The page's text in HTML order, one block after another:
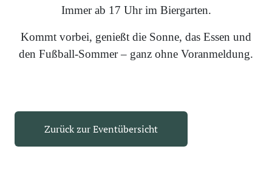
Immer ab 17 Uhr im Biergarten.
Kommt vorbei, genießt die Sonne, das Essen und
den Fußball-Sommer – ganz ohne Voranmeldung.
Zurück zur Eventübersicht